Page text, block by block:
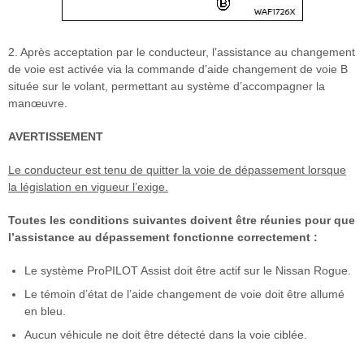
2. Après acceptation par le conducteur, l’assistance au changement
de voie est activée via la commande d’aide changement de voie B
située sur le volant, permettant au système d’accompagner la
manœuvre.
AVERTISSEMENT
Le conducteur est tenu de quitter la voie de dépassement lorsque
la législation en vigueur l’exige.
Toutes les conditions suivantes doivent être réunies pour que
l’assistance au dépassement fonctionne correctement :
Le système ProPILOT Assist doit être actif sur le Nissan Rogue.
Le témoin d’état de l’aide changement de voie doit être allumé
en bleu.
Aucun véhicule ne doit être détecté dans la voie ciblée.